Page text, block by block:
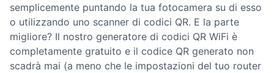
semplicemente puntando la tua fotocamera su di esso
o utilizzando uno scanner di codici QR. E la parte
migliore? Il nostro generatore di codici QR WiFi è
completamente gratuito e il codice QR generato non
scadrà mai (a meno che le impostazioni del tuo router